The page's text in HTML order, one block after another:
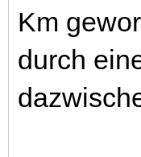
Km
durch